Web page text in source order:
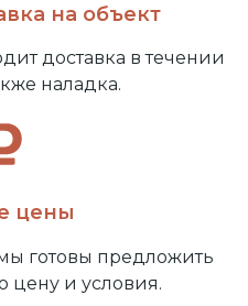
на объект
доставка в течении
наладка.
цены
готовы предложить
и условия.